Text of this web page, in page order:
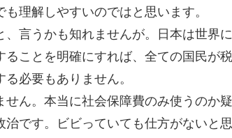
理解しやすいのではと思います。
、言うかも知れませんが。日本は世界
ることを明確にすれば、全ての国民が
必要もありません。
せん。本当に社会保障費のみ使うのか
治です。ビビっていても仕方がないと